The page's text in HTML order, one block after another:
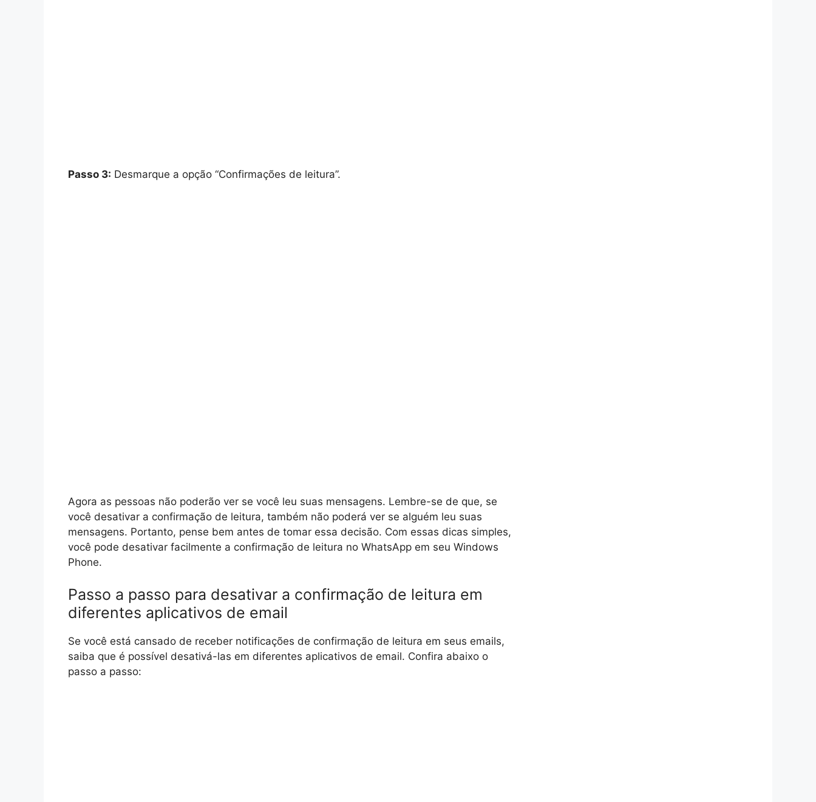
Passo 3: Desmarque a opção “Confirmações de leitura”.
Agora as pessoas não poderão ver se você leu suas mensagens. Lembre-se de que, se
você desativar a confirmação de leitura, também não poderá ver se alguém leu suas
mensagens. Portanto, pense bem antes de tomar essa decisão. Com essas dicas simples,
você pode desativar facilmente a confirmação de leitura no WhatsApp em seu Windows
Phone.
Passo a passo para desativar a confirmação de leitura em
diferentes aplicativos de email
Se você está cansado de receber notificações de confirmação de leitura em seus emails,
saiba que é possível desativá-las em diferentes aplicativos de email. Confira abaixo o
passo a passo: